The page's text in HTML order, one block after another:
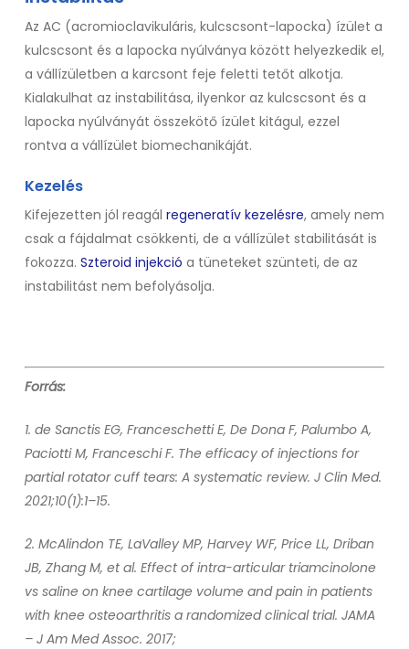
Az AC (acromioclavikuláris, kulcscsont-lapocka) ízület a
kulcscsont és a lapocka nyúlványa között helyezkedik el,
a vállízületben a karcsont feje feletti tetőt alkotja.
Kialakulhat az instabilitása, ilyenkor az kulcscsont és a
lapocka nyúlványát összekötő ízület kitágul, ezzel
rontva a vállízület biomechanikáját.
Kezelés
Kifejezetten jól reagál regeneratív kezelésre, amely nem
csak a fájdalmat csökkenti, de a vállízület stabilitását is
fokozza. Szteroid injekció a tüneteket szünteti, de az
instabilitást nem befolyásolja.
Forrás:
1. de Sanctis EG, Franceschetti E, De Dona F, Palumbo A,
Paciotti M, Franceschi F. The efficacy of injections for
partial rotator cuff tears: A systematic review. J Clin Med.
2021;10(1):1–15.
2. McAlindon TE, LaValley MP, Harvey WF, Price LL, Driban
JB, Zhang M, et al. Effect of intra-articular triamcinolone
vs saline on knee cartilage volume and pain in patients
with knee osteoarthritis a randomized clinical trial. JAMA
– J Am Med Assoc. 2017;